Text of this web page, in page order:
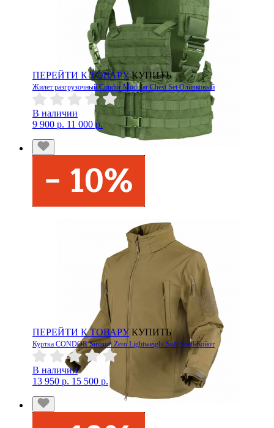
ПЕРЕЙТИ К ТОВАРУ КУПИТЬ
Жилет разгрузочный Condor Modular Chest Set Оливковый
В наличии
9 900 р. 11 000 р.
ПЕРЕЙТИ К ТОВАРУ КУПИТЬ
Куртка CONDOR Summit Zero Lightweight Soft Shell Койот
В наличии
13 950 р. 15 500 р.